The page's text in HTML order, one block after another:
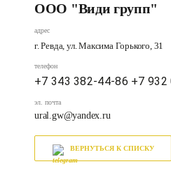
ООО "Види групп"
адрес
г. Ревда, ул. Максима Горького, 31
телефон
+7 343 382-44-86 +7 932
эл. почта
ural.gw@yandex.ru
ВЕРНУТЬСЯ К СПИСКУ